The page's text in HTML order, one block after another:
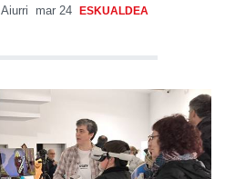
Aiurri mar 24 ESKUALDEA